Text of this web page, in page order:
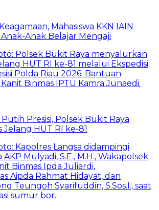
Mahasiswa KKN IAIN
Anak Belajar Mengaji
Presisi, Polsek Bukit Raya
Jelang HUT RI ke-81